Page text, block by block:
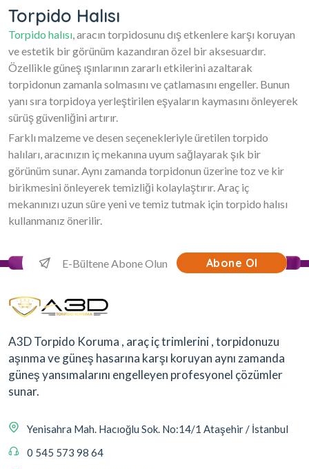
Torpido Halısı
Torpido halısı, aracın torpidosunu dış etkenlere karşı koruyan
ve estetik bir görünüm kazandıran özel bir aksesuardır.
Özellikle güneş ışınlarının zararlı etkilerini azaltarak
torpidonun zamanla solmasını ve çatlamasını engeller. Bunun
yanı sıra torpidoya yerleştirilen eşyaların kaymasını önleyerek
sürüş güvenliğini artırır.
Farklı malzeme ve desen seçenekleriyle üretilen torpido
halıları, aracınızın iç mekanına uyum sağlayarak şık bir
görünüm sunar. Aynı zamanda torpidonun üzerine toz ve kir
birikmesini önleyerek temizliği kolaylaştırır. Araç iç
mekanınızı uzun süre yeni ve temiz tutmak için torpido halısı
kullanmanız önerilir.
Abone Ol
A3D Torpido Koruma , araç iç trimlerini , torpidonuzu
aşınma ve güneş hasarına karşı koruyan aynı zamanda
güneş yansımalarını engelleyen profesyonel çözümler
sunar.
Yenisahra Mah. Hacıoğlu Sok. No:14/1 Ataşehir / İstanbul
0 545 573 98 64